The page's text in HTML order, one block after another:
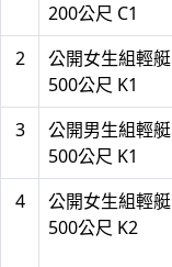
200公尺 C1
2
公開女生組輕艇
500公尺 K1
3
公開男生組輕艇
500公尺 K1
4
公開女生組輕艇
500公尺 K2